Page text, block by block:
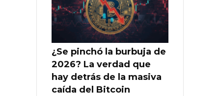
¿Se pinchó la burbuja de
2026? La verdad que
hay detrás de la masiva
caída del Bitcoin